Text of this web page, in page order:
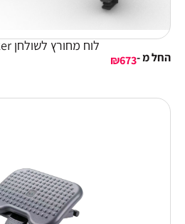
לוח מחורץ לשולחן Pro worker
החל מ - ₪673